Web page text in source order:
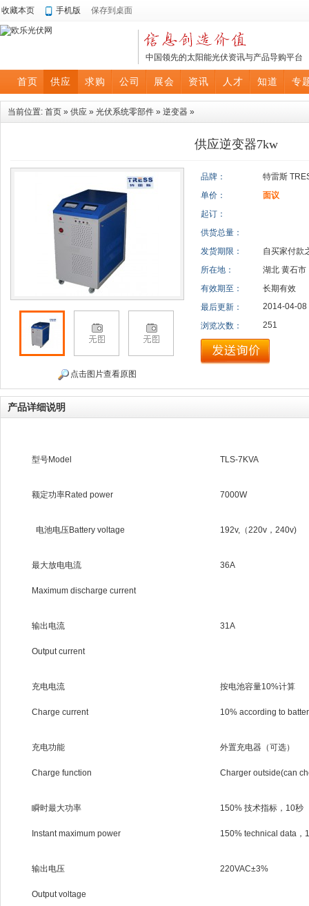
收藏本页 手机版 保存到桌面
中国领先的太阳能光伏资讯与产品导购平台
首页 供应 求购 公司 展会 资讯 人才 知道 专
当前位置: 首页 » 供应 » 光伏系统零部件 » 逆变器 »
供应逆变器7kw
点击图片查看原图
品牌：
特雷斯
单价：
面议
起订：
供货总量：
发货期限：
自买家付款
所在地：
湖北 黄石市
有效期至：
长期有效
最后更新：
2014-04-08
浏览次数：
251
产品详细说明
型号Model TLS-7KVA
额定功率Rated power 7000W
电池电压Battery voltage 192v,（220v，240v)
最大放电电流
Maximum discharge current
36A
输出电流
Output current
31A
充电电流
Charge current
按电池容量10%计算
10% according to
充电功能
Charge function
外置充电器（可选）
Charger outside(can
瞬时最大功率
Instant maximum power
150% 技术指标，10秒
150% technical data，
输出电压
Output voltage
220VAC±3%